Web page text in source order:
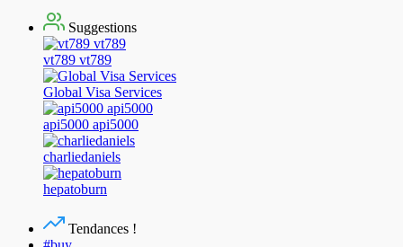
Suggestions
vt789 vt789
Global Visa Services
api5000 api5000
charliedaniels
hepatoburn
Tendances !